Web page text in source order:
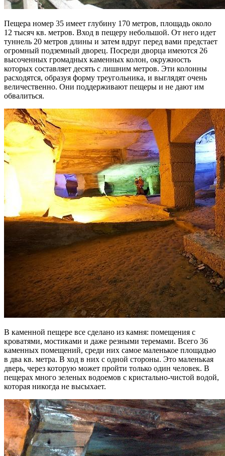
Пещера номер 35 имеет глубину 170 метров, площадь около
12 тысяч кв. метров. Вход в пещеру небольшой. От него идет
туннель 20 метров длины и затем вдруг перед вами предстает
огромный подземный дворец. Посреди дворца имеются 26
высоченных громадных каменных колон, окружность
которых составляет десять с лишним метров. Эти колонны
расходятся, образуя форму треугольника, и выглядят очень
величественно. Они поддерживают пещеры и не дают им
обвалиться.
В каменной пещере все сделано из камня: помещения с
кроватями, мостиками и даже резными теремами. Всего 36
каменных помещений, среди них самое маленькое площадью
в два кв. метра. В ход в них с одной стороны. Это маленькая
дверь, через которую может пройти только один человек. В
пещерах много зеленых водоемов с кристально-чистой водой,
которая никогда не высыхает.